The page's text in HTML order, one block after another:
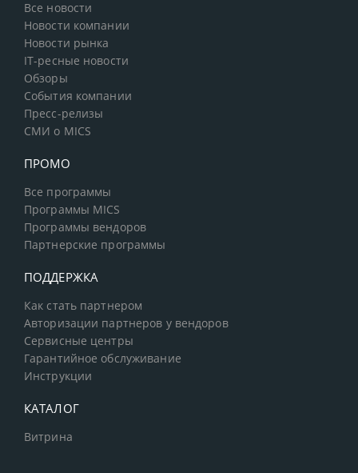
Все новости
Новости компании
Новости рынка
IT-ресные новости
Обзоры
События компании
Пресс-релизы
СМИ о MICS
ПРОМО
Все программы
Программы MICS
Программы вендоров
Партнерские программы
ПОДДЕРЖКА
Как стать партнером
Авторизации партнеров у вендоров
Сервисные центры
Гарантийное обслуживание
Инструкции
КАТАЛОГ
Витрина